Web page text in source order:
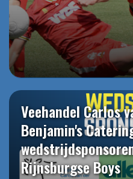
Veehandel Carlos
Benjamin's
Rijnsburgse Boys